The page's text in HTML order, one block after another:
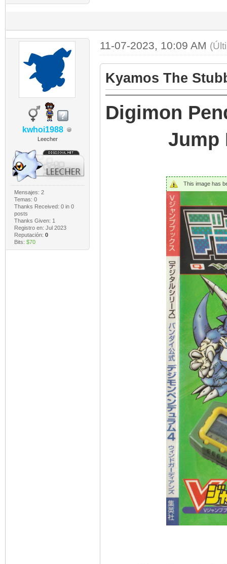
kwhoi1988
Leecher
Mensajes: 2
Temas: 0
Thanks Received: 0in 0
posts
Thanks Given: 1
Registro en: Jul 2023
Reputación: 0
Bits: $70
11-07-2023, 10:09 AM
Kyamos The
Digimon
Jump
This image has